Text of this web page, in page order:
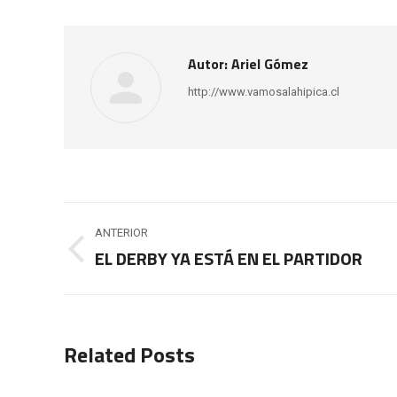
Autor:Ariel Gómez
http://www.vamosalahipica.cl
Navegación
entre
ANTERIOR
Publicación
EL DERBY YA ESTÁ EN EL PARTIDOR
Related Posts